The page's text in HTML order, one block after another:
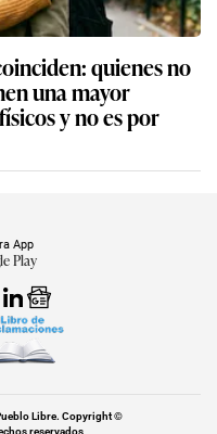
quienes no
una mayor
y no es por
App
Play
Libre. Copyright ©
reservados